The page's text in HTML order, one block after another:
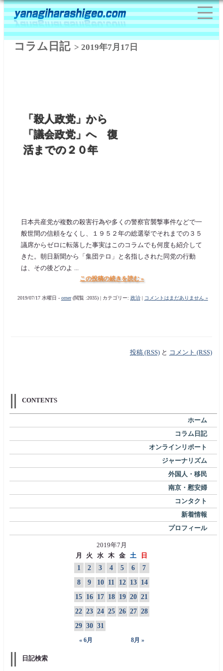
コラム日記> 2019年7月17日
「殺人政党」から
「議会政党」へ 復
活までの２０年
日本共産党が複数の殺害行為や多くの警察官襲撃事件などで一
般世間の信頼をなくし、１９５２年の総選挙でそれまでの３５
議席からゼロに転落した事実はこのコラムでも何度も紹介して
きた。朝日新聞から「集団テロ」と名指しされた同党の行動
は、その後どのよ ...
この投稿の続きを読む »
2019/07/17 水曜日 - orner(閲覧 :2035) | カテゴリー: 政治| コメントはまだありません »
投稿 (RSS)と コメント (RSS)
CONTENTS
ホーム
コラム日記
オンラインリポート
ジャーナリズム
外国人・移民
南京・慰安婦
コンタクト
新着情報
プロフィール
2019年7月
月
火 水 木 金 土 日
« 6月 8月 »
1 2 3 4 5 6
7
8
9 10 11 12 13
14
15 16 17 18 19 20 21
22 23 24 25 26 27 28
29 30 31
日記検索